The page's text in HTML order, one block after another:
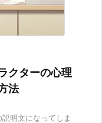
クターの心理
法
明文になってしま